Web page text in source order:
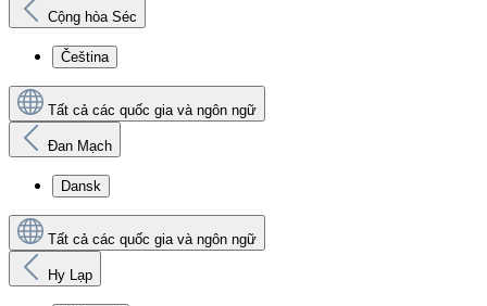
Cộng hòa Séc
Čeština
Tất cả các quốc gia và ngôn ngữ
Đan Mạch
Dansk
Tất cả các quốc gia và ngôn ngữ
Hy Lạp